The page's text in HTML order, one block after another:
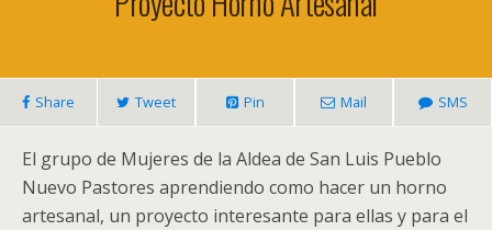
Share Tweet Pin Mail SMS
El grupo de Mujeres de la Aldea de San Luis Pueblo
Nuevo Pastores aprendiendo como hacer un horno
artesanal, un proyecto interesante para ellas y para el